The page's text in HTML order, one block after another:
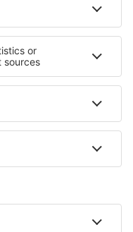
Hoteluri in Coahuila